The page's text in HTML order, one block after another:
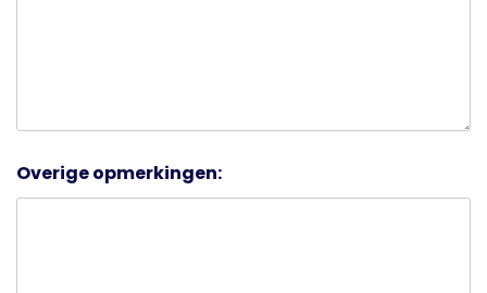
Overige opmerkingen: